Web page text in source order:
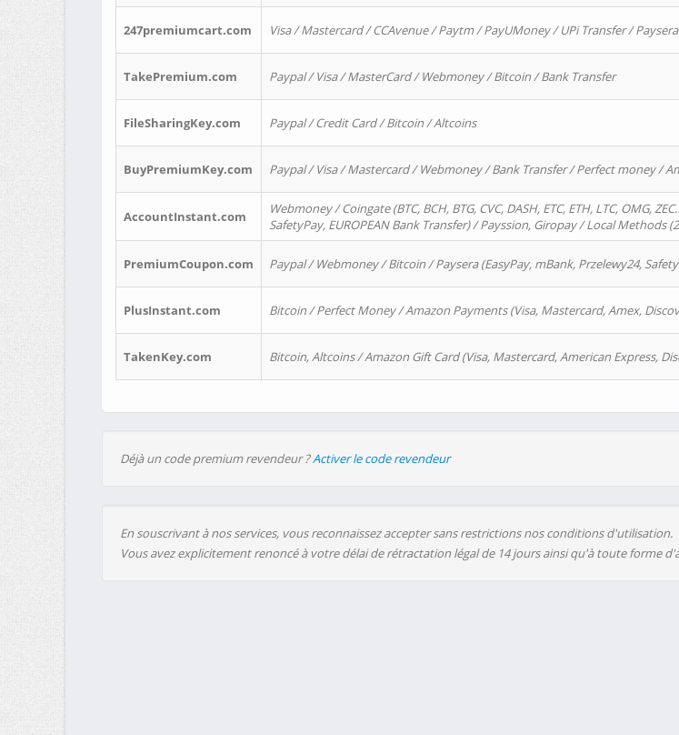
247premiumcart.com Visa / Mastercard / CCAvenue / Paytm / PayUMoney / UPi Transfer /
TakePremium.com Paypal / Visa / MasterCard / Webmoney / Bitcoin / Bank Transfer
FileSharingKey.com Paypal / Credit Card / Bitcoin / Altcoins
BuyPremiumKey.com Paypal / Visa / Mastercard / Webmoney / Bank Transfer / Perfect money /
AccountInstant.com
Webmoney / Coingate (BTC, BCH, BTG, CVC, DASH, ETC, ETH, LTC, OMG,
SafetyPay, EUROPEAN Bank Transfer) / Payssion, Giropay / Local Methods
PremiumCoupon.com Paypal / Webmoney / Bitcoin / Paysera (EasyPay, mBank, Przelewy24,
PlusInstant.com Bitcoin / Perfect Money / Amazon Payments (Visa, Mastercard, Amex,
TakenKey.com Bitcoin, Altcoins / Amazon Gift Card (Visa, Mastercard, American Express,
Déjà un code premium revendeur ?Activer le code revendeur
En souscrivant à nos services, vous reconnaissez accepter sans restrictions nos conditions d'utilisation.
Vous avez explicitement renoncé à votre délai de rétractation légal de 14 jours ainsi qu'à toute forme